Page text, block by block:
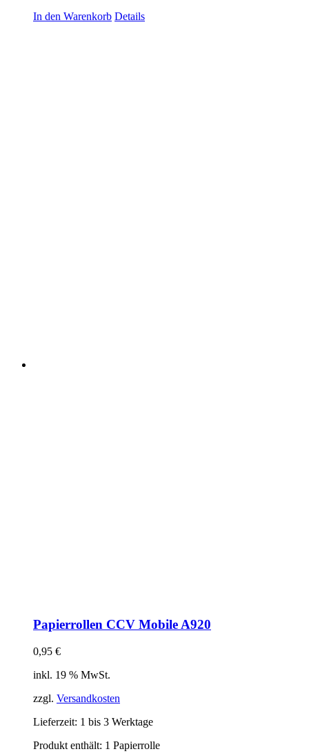
In den Warenkorb Details
Papierrollen CCV Mobile A920
0,95 €
inkl. 19 % MwSt.
zzgl. Versandkosten
Lieferzeit: 1 bis 3 Werktage
Produkt enthält: 1 Papierrolle